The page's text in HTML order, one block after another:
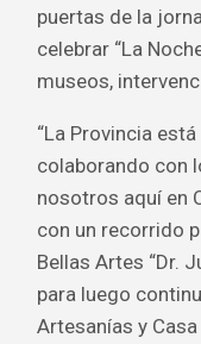
puertas de la
celebrar “La
museos,
“La Provincia
colaborando con
nosotros aquí en
con un recorrido
Bellas Artes “Dr.
para luego
Artesanías y